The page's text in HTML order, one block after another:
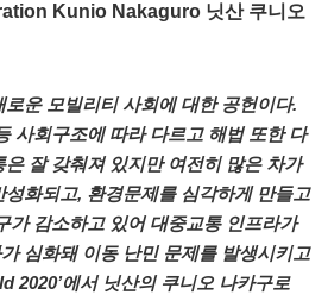
Kunio Nakaguro 닛산 쿠니오
운 모빌리티 사회에 대한 공헌이다.
사회구조에 따라 다르고 해법 또한 다
은 잘 갖춰져 있지만 여전히 많은 차가
화되고, 환경문제를 심각하게 만들고
가 감소하고 있어 대중교통 인프라가
심화돼 이동 난민 문제를 발생시키고
2020’에서 닛산의 쿠니오 나카구로